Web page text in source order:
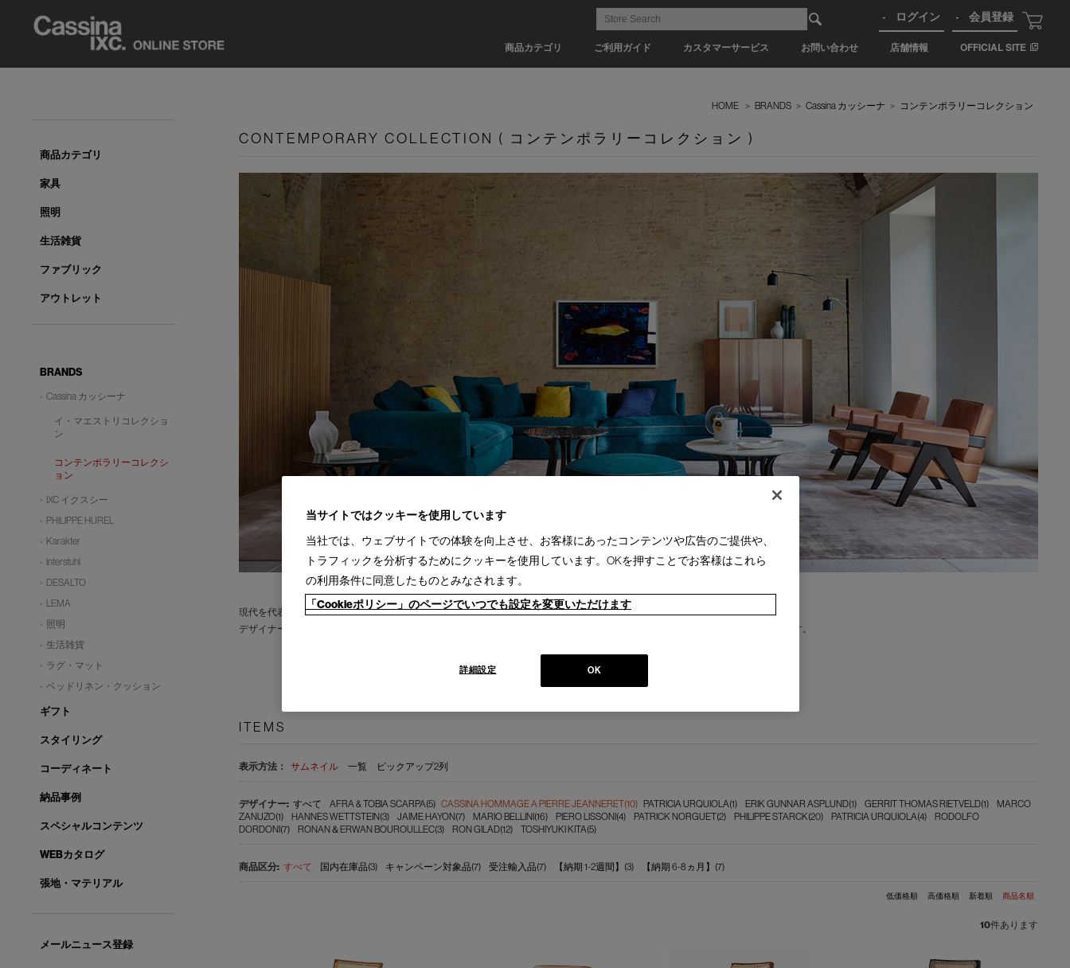
商品カテゴリ ご利用ガイド カスタマーサービス お問い合わせ 店舗情報 OFFICIAL SITE
ログイン 会員登録
HOME > BRANDS > Cassina カッシーナ > コンテンポラリーコレクション
CONTEMPORARY COLLECTION ( コンテンポラリーコレクション )
現代を代表する建築家やデザイナーとのコラボレーションによるコレクション。
デザイナーの創造性はもとより、そのデザインを支える職人技や素材のクオリティがなければ、決して実現しないラインナップです。
デザイナー紹介を見る
ITEMS
表示方法： サムネイル 一覧 ピックアップ2列
すべて AFRA & TOBIA SCARPA(5) CASSINA HOMMAGE A PIERRE JEANNERET(10) PATRICIA URQUIOLA(1) ERIK GUNNAR ASPLUND(1) GERRIT THOMAS RIETVELD(1)
MARCO
ZANUZO(1)
HANNES WETTSTEIN(3) JAIME HAYON(7) MARIO BELLINI(16) PIERO LISSONI(4) PATRICK NORGUET(2) PHILIPPE STARCK(20) PATRICIA URQUIOLA(4)
RODOLFO
DORDONI(7)
RONAN＆ERWAN BOUROULLEC(3) RON GILAD(12) TOSHIYUKI KITA(5)
すべて 国内在庫品(3) キャンペーン対象品(7) 受注輸入品(7) 【納期 1-2週間】(3) 【納期 6-8ヵ月】(7)
低価格順 高価格順 新着順 商品名順
10件あります
商品カテゴリ
家具
照明
生活雑貨
ファブリック
アウトレット
BRANDS
Cassina カッシーナ
イ・マエストリコレクショ
ン
コンテンポラリーコレクシ
ョン
IXC イクスシー
PHILIPPE HUREL
Karakter
Interstuhl
DESALTO
LEMA
照明
生活雑貨
ラグ・マット
ベッドリネン・クッション
ギフト
スタイリング
コーディネート
納品事例
スペシャルコンテンツ
WEBカタログ
張地・マテリアル
メールニュース登録
当サイトではクッキーを使用しています
当社では、ウェブサイトでの体験を向上させ、お客様にあったコンテンツや広告のご提供や、
トラフィックを分析するためにクッキーを使用しています。OKを押すことでお客様はこれら
の利用条件に同意したものとみなされます。
「Cookieポリシー」のページでいつでも設定を変更いただけます
OK
詳細設定